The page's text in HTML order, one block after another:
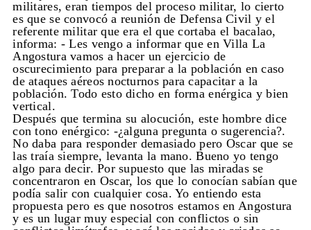
militares, eran tiempos del proceso militar, lo cierto
es que se convocó a reunión de Defensa Civil y el
referente militar que era el que cortaba el bacalao,
informa: - Les vengo a informar que en Villa La
Angostura vamos a hacer un ejercicio de
oscurecimiento para preparar a la población en caso
de ataques aéreos nocturnos para capacitar a la
población. Todo esto dicho en forma enérgica y bien
vertical.
Después que termina su alocución, este hombre dice
con tono enérgico: -¿alguna pregunta o sugerencia?.
No daba para responder demasiado pero Oscar que se
las traía siempre, levanta la mano. Bueno yo tengo
algo para decir. Por supuesto que las miradas se
concentraron en Oscar, los que lo conocían sabían que
podía salir con cualquier cosa. Yo entiendo esta
propuesta pero es que nosotros estamos en Angostura
y es un lugar muy especial con conflictos o sin